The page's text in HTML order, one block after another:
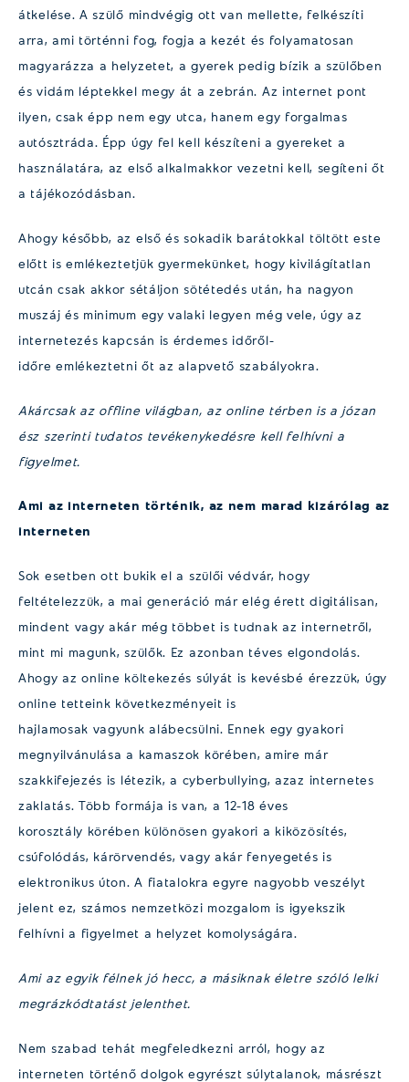
átkelése. A szülő mindvégig ott van mellette, felkészíti
arra, ami történni fog, fogja a kezét és folyamatosan
magyarázza a helyzetet, a gyerek pedig bízik a szülőben
és vidám léptekkel megy át a zebrán. Az internet pont
ilyen, csak épp nem egy utca, hanem egy forgalmas
autósztráda. Épp úgy fel kell készíteni a gyereket a
használatára, az első alkalmakkor vezetni kell, segíteni őt
a tájékozódásban.
Ahogy később, az első és sokadik barátokkal töltött este
előtt is emlékeztetjük gyermekünket, hogy kivilágítatlan
utcán csak akkor sétáljon sötétedés után, ha nagyon
muszáj és minimum egy valaki legyen még vele, úgy az
internetezés kapcsán is érdemes időről-
időre emlékeztetni őt az alapvető szabályokra.
Akárcsak az offline világban, az online térben is a józan
ész szerinti tudatos tevékenykedésre kell felhívni a
figyelmet.
Ami az interneten történik, az nem marad kizárólag az
interneten
Sok esetben ott bukik el a szülői védvár, hogy
feltételezzük, a mai generáció már elég érett digitálisan,
mindent vagy akár még többet is tudnak az internetről,
mint mi magunk, szülők. Ez azonban téves elgondolás.
Ahogy az online költekezés súlyát is kevésbé érezzük, úgy
online tetteink következményeit is
hajlamosak vagyunk alábecsülni. Ennek egy gyakori
megnyilvánulása a kamaszok körében, amire már
szakkifejezés is létezik, a cyberbullying, azaz internetes
zaklatás. Több formája is van, a 12-18 éves
korosztály körében különösen gyakori a kiközösítés,
csúfolódás, kárörvendés, vagy akár fenyegetés is
elektronikus úton. A fiatalokra egyre nagyobb veszélyt
jelent ez, számos nemzetközi mozgalom is igyekszik
felhívni a figyelmet a helyzet komolyságára.
Ami az egyik félnek jó hecc, a másiknak életre szóló lelki
megrázkódtatást jelenthet.
Nem szabad tehát megfeledkezni arról, hogy az
interneten történő dolgok egyrészt súlytalanok, másrészt